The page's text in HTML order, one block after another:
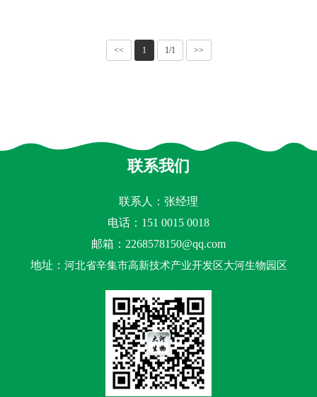
<< 1 1/1 >>
联系我们
联系人：张经理
电话：151 0015 0018
邮箱： 2268578150@qq.com
地址： 河北省辛集市高新技术产业开发区大河生物园区